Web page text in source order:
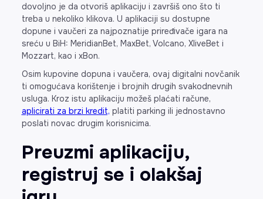
dovoljno je da otvoriš aplikaciju i završiš ono što ti
treba u nekoliko klikova. U aplikaciji su dostupne
dopune i vaučeri za najpoznatije priređivače igara na
sreću u BiH: MeridianBet, MaxBet, Volcano, XliveBet i
Mozzart, kao i xBon.
Osim kupovine dopuna i vaučera, ovaj digitalni novčanik
ti omogućava korištenje i brojnih drugih svakodnevnih
usluga. Kroz istu aplikaciju možeš plaćati račune,
aplicirati za brzi kredit, platiti parking ili jednostavno
poslati novac drugim korisnicima.
Preuzmi aplikaciju,
registruj se i olakšaj